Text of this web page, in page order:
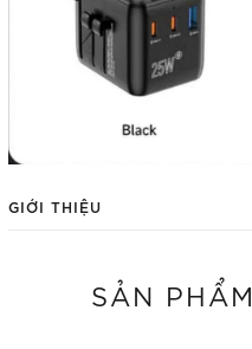
GIỚI THIỆU
SẢN PHẨM